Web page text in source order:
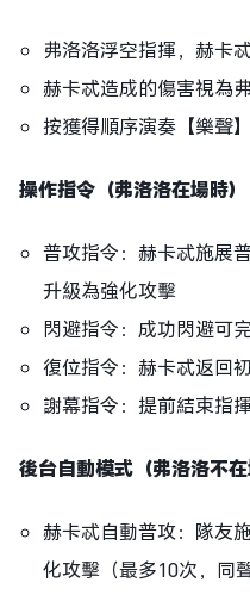
弗洛洛浮空指揮，赫卡
赫卡忒造成的傷害視為
按獲得順序演奏【樂聲
操作指令（弗洛洛在場時）
普攻指令：赫卡忒施展
升級為強化攻擊
閃避指令：成功閃避可
復位指令：赫卡忒返回
謝幕指令：提前結束指
後台自動模式（弗洛洛不在
赫卡忒自動普攻：隊友
化攻擊（最多10次，同